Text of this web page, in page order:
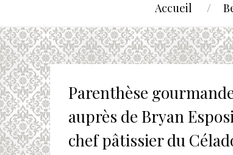
Accueil
Parenthèse
auprès de Bryan
chef pâtissier du